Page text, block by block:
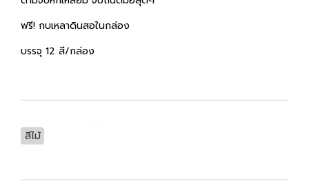
ฟรี! กบเหลาดินสอในกล่อง
บรรจุ 12 สี/กล่อง
สีไม้